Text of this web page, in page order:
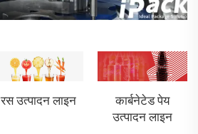
रस उत्पादन लाइन
कार्बनेटेड पेय
उत्पादन लाइन